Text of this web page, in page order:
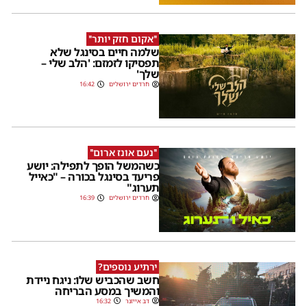
''אקום חזק יותר''
שלמה חיים בסינגל שלא
תפסיקו לזמזם: 'הלב שלי –
שלך'
חרדים ירושלים 16:42
''נעם אונז ארום''
כשהמשל הופך לתפילה: יושע
פריעד בסינגל בכורה – "כאייל
תערוג"
חרדים ירושלים 16:39
ירתיע נוספים?
חשב שהכביש שלו: ניגח ניידת
והמשיך במסע הבריחה
דב אייזנר 16:32